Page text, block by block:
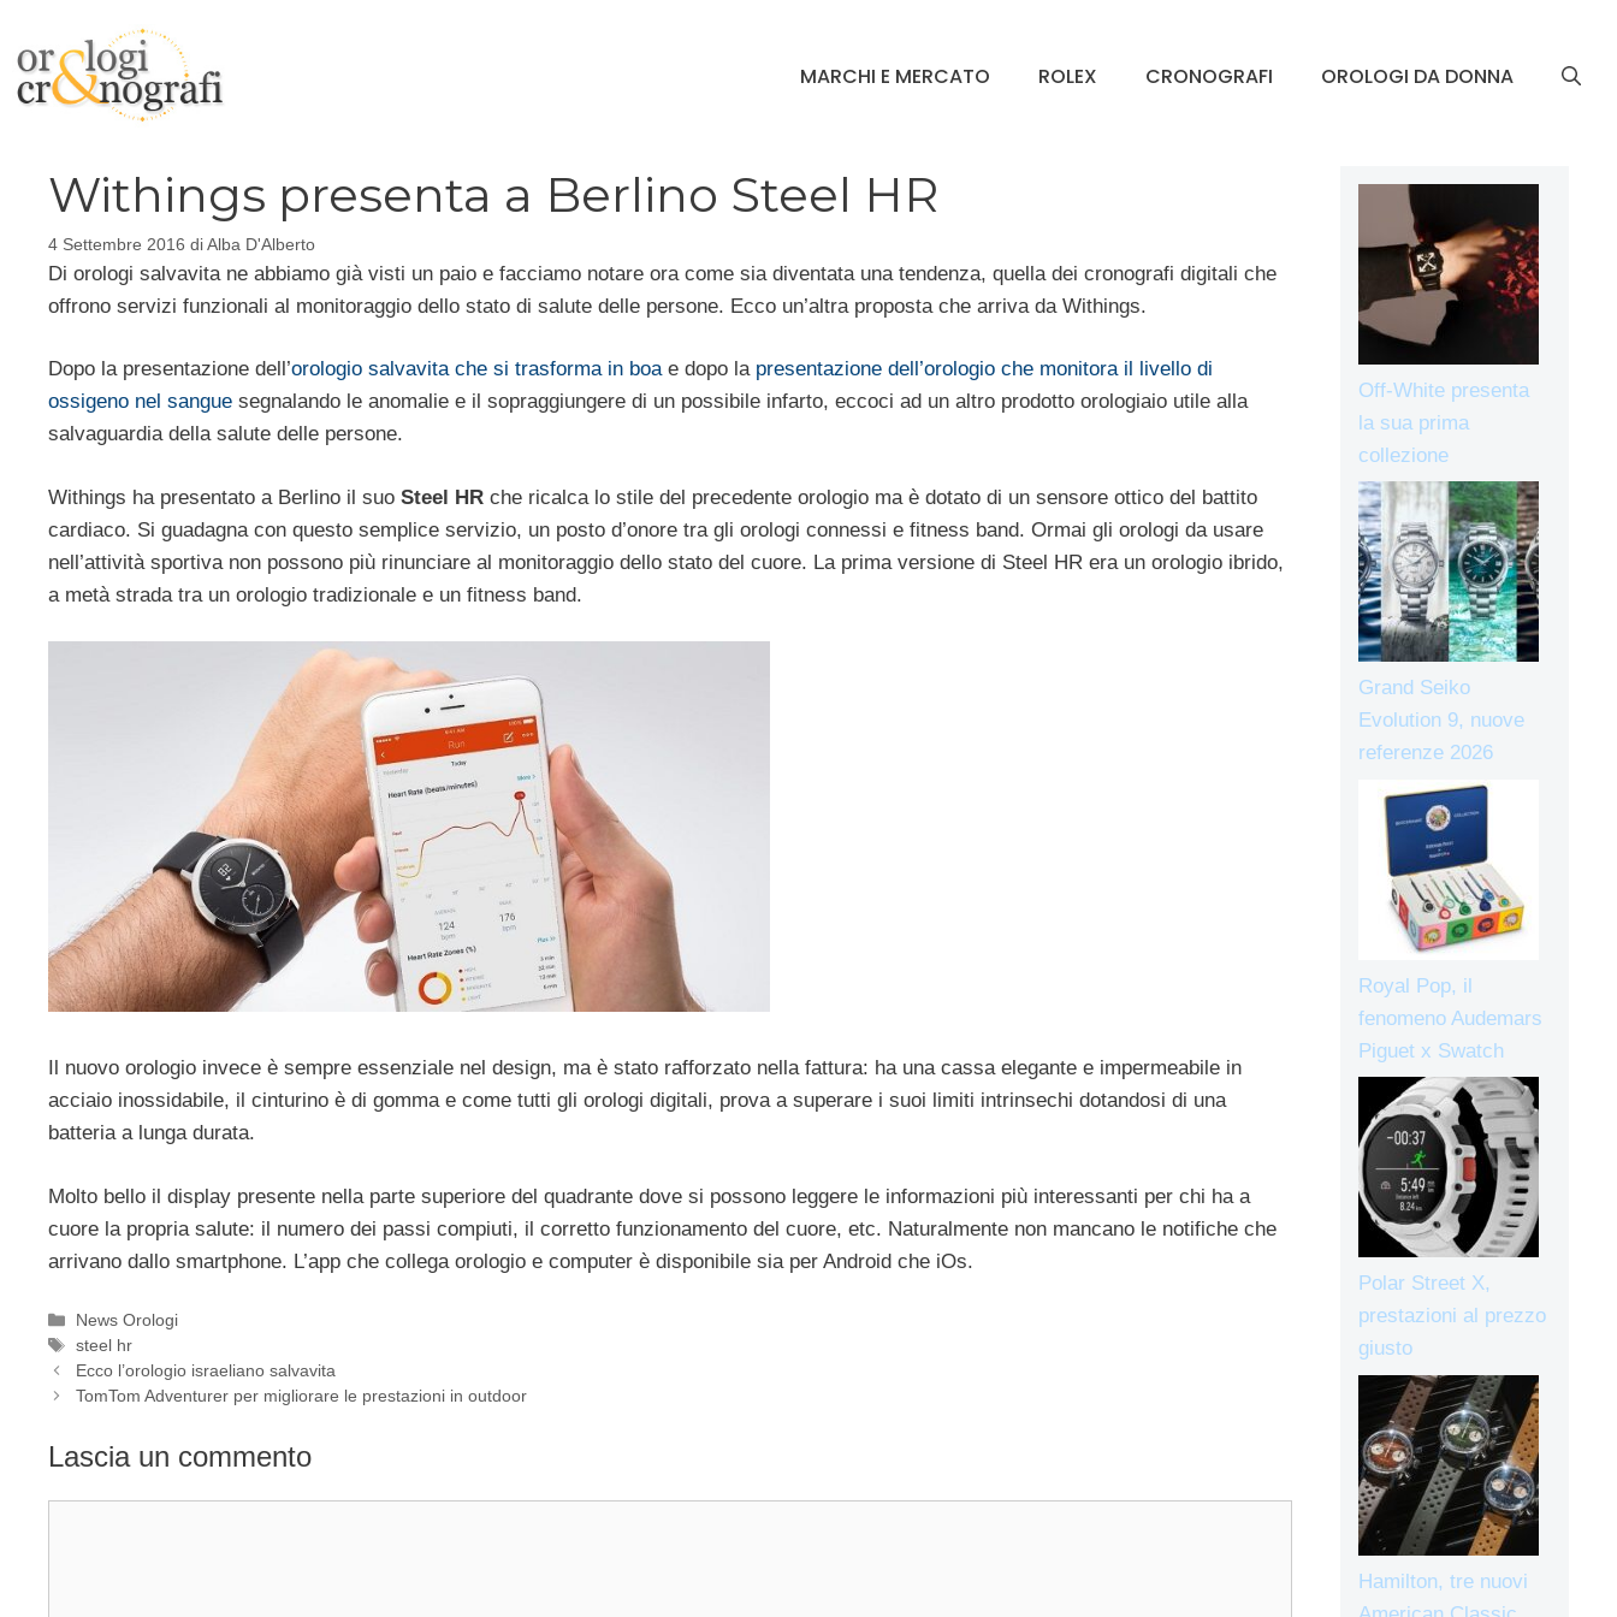
contenuto
MARCHI E MERCATO ROLEX CRONOGRAFI OROLOGI DA DONNA
Withings presenta a Berlino Steel HR
4 Settembre 2016 diAlba D'Alberto
Di orologi salvavita ne abbiamo già visti un paio e facciamo notare ora come sia diventata una tendenza, quella dei cronografi digitali che
offrono servizi funzionali al monitoraggio dello stato di salute delle persone. Ecco un’altra proposta che arriva da Withings.
Dopo la presentazione dell’orologio salvavita che si trasforma in boae dopo la presentazione dell’orologio che monitora il livello di
ossigeno nel sangue segnalando le anomalie e il sopraggiungere di un possibile infarto, eccoci ad un altro prodotto orologiaio utile alla
salvaguardia della salute delle persone.
Withings ha presentato a Berlino il suo Steel HR che ricalca lo stile del precedente orologio ma è dotato di un sensore ottico del battito
cardiaco. Si guadagna con questo semplice servizio, un posto d’onore tra gli orologi connessi e fitness band. Ormai gli orologi da usare
nell’attività sportiva non possono più rinunciare al monitoraggio dello stato del cuore. La prima versione di Steel HR era un orologio ibrido,
a metà strada tra un orologio tradizionale e un fitness band.
Il nuovo orologio invece è sempre essenziale nel design, ma è stato rafforzato nella fattura: ha una cassa elegante e impermeabile in
acciaio inossidabile, il cinturino è di gomma e come tutti gli orologi digitali, prova a superare i suoi limiti intrinsechi dotandosi di una
batteria a lunga durata.
Molto bello il display presente nella parte superiore del quadrante dove si possono leggere le informazioni più interessanti per chi ha a
cuore la propria salute: il numero dei passi compiuti, il corretto funzionamento del cuore, etc. Naturalmente non mancano le notifiche che
arrivano dallo smartphone. L’app che collega orologio e computer è disponibile sia per Android che iOs.
Categorie
News Orologi
Tag
steel hr
Navigazione
articolo
Ecco l’orologio israeliano salvavita
TomTom Adventurer per migliorare le prestazioni in outdoor
Lascia un commento
Off-White presenta
la sua prima
collezione
Grand Seiko
Evolution 9, nuove
referenze 2026
Royal Pop, il
fenomeno Audemars
Piguet x Swatch
Polar Street X,
prestazioni al prezzo
giusto
Hamilton, tre nuovi